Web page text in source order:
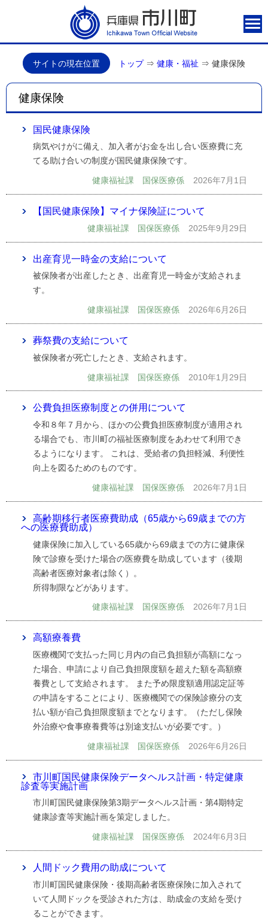
サイトの現在位置 トップ⇒ 健康・福祉 ⇒ 健康保険
健康保険
国民健康保険
病気やけがに備え、加入者がお金を出し合い医療費に充
てる助け合いの制度が国民健康保険です。
健康福祉課 国保医療係 2026年7月1日
【国民健康保険】マイナ保険証について
健康福祉課 国保医療係 2025年9月29日
出産育児一時金の支給について
被保険者が出産したとき、出産育児一時金が支給されま
す。
健康福祉課 国保医療係 2026年6月26日
葬祭費の支給について
被保険者が死亡したとき、支給されます。
健康福祉課 国保医療係 2010年1月29日
公費負担医療制度との併用について
令和８年７月から、ほかの公費負担医療制度が適用され
る場合でも、市川町の福祉医療制度をあわせて利用でき
るようになります。 これは、受給者の負担軽減、利便性
向上を図るためのものです。
健康福祉課 国保医療係 2026年7月1日
高齢期移行者医療費助成（65歳から69歳までの方
への医療費助成）
健康保険に加入している65歳から69歳までの方に健康保
険で診療を受けた場合の医療費を助成しています（後期
高齢者医療対象者は除く）。
所得制限などがあります。
健康福祉課 国保医療係 2026年7月1日
高額療養費
医療機関で支払った同じ月内の自己負担額が高額になっ
た場合、申請により自己負担限度額を超えた額を高額療
養費として支給されます。 また予め限度額適用認定証等
の申請をすることにより、医療機関での保険診療分の支
払い額が自己負担限度額までとなります。（ただし保険
外治療や食事療養費等は別途支払いが必要です。）
健康福祉課 国保医療係 2026年6月26日
市川町国民健康保険データヘルス計画・特定健康
診査等実施計画
市川町国民健康保険第3期データヘルス計画・第4期特定
健康診査等実施計画を策定しました。
健康福祉課 国保医療係 2024年6月3日
人間ドック費用の助成について
市川町国民健康保険・後期高齢者医療保険に加入されて
いて人間ドックを受診された方は、助成金の支給を受け
ることができます。